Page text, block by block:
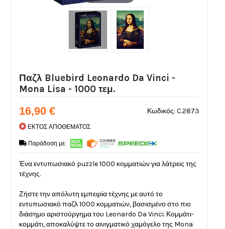
Παζλ Bluebird Leonardo Da Vinci -
Mona Lisa - 1000 τεμ.
Κωδικός: C.2873
16,90 €
ΕΚΤΟΣ ΑΠΟΘΕΜΑΤΟΣ
Παράδοση με:
Ένα εντυπωσιακό puzzle 1000 κομματιών για λάτρεις της
τέχνης.
Ζήστε την απόλυτη εμπειρία τέχνης με αυτό το
εντυπωσιακό παζλ 1000 κομματιών, βασισμένο στο πιο
διάσημο αριστούργημα του Leonardo Da Vinci. Κομμάτι-
κομμάτι, αποκαλύψτε το αινιγματικό χαμόγελο της Mona